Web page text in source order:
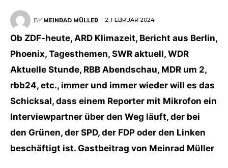
BY MEINRAD MÜLLER 2. FEBRUAR 2024
Ob ZDF-heute, ARD Klimazeit, Bericht aus Berlin,
Phoenix, Tagesthemen, SWR aktuell, WDR
Aktuelle Stunde, RBB Abendschau, MDR um 2,
rbb24, etc., immer und immer wieder will es das
Schicksal, dass einem Reporter mit Mikrofon ein
Interviewpartner über den Weg läuft, der bei
den Grünen, der SPD, der FDP oder den Linken
beschäftigt ist. Gastbeitrag von Meinrad Müller